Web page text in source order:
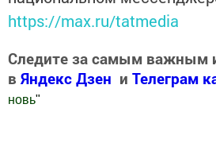
https://max.ru/tatmedia
Следите за самым важным
в Яндекс Дзен и Телеграм
новь"